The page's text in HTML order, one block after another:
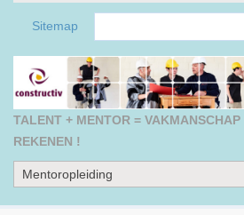
TALENT + MENTOR = VAKMANSCHAP
REKENEN !
Sitemap